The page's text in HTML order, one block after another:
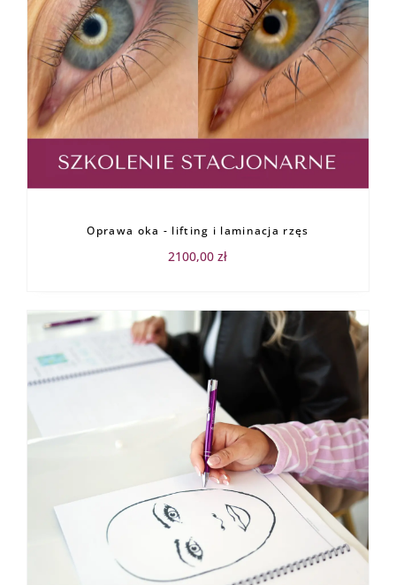
Oprawa oka - lifting i laminacja rzęs
2100,00zł